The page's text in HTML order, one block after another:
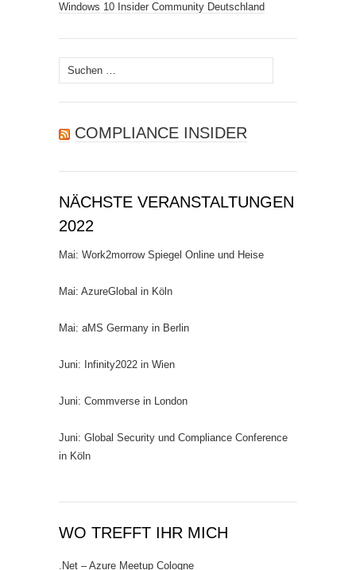
Windows 10 Insider Community Deutschland
Suchen
nach:
COMPLIANCE INSIDER
NÄCHSTE VERANSTALTUNGEN
2022
Mai: Work2morrow Spiegel Online und Heise
Mai: AzureGlobal in Köln
Mai: aMS Germany in Berlin
Juni: Infinity2022 in Wien
Juni: Commverse in London
Juni: Global Security und Compliance Conference
in Köln
WO TREFFT IHR MICH
.Net – Azure Meetup Cologne